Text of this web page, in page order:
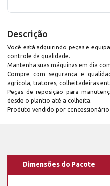
Descrição
Você está adquirindo peças e
controle de qualidade.
Mantenha suas máquinas em dia
Compre com segurança e
agrícola, tratores, colheitadeiras
Peças de reposição para
desde o plantio até a colheita.
Produto vendido por
Dimensões do Pacote